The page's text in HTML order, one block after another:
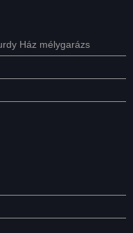
Ház mélygarázs